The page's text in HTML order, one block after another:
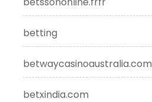
betting
betwaycasinoaustralia.com
betxindia.com